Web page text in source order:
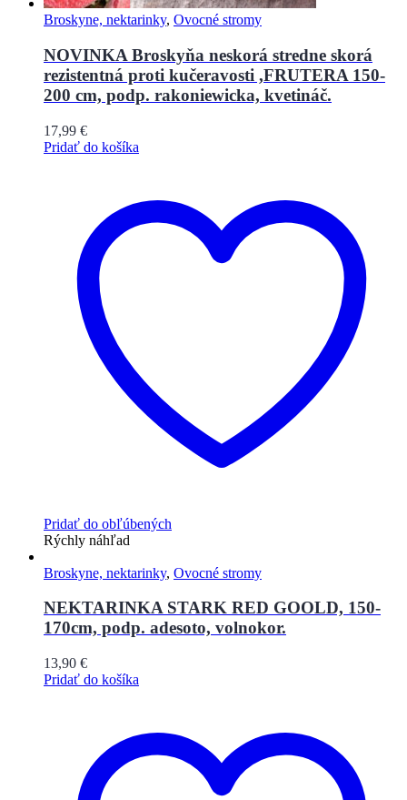
Broskyne, nektarinky, Ovocné stromy
NOVINKA Broskyňa neskorá stredne skorá
rezistentná proti kučeravosti ,FRUTERA 150-
200 cm, podp. rakoniewicka, kvetináč.
17,99 €
Pridať do košíka
Pridať do obľúbených
Rýchly náhľad
Broskyne, nektarinky, Ovocné stromy
NEKTARINKA STARK RED GOOLD, 150-
170cm, podp. adesoto, volnokor.
13,90 €
Pridať do košíka